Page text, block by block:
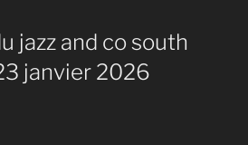
jazz and co south
janvier 2026